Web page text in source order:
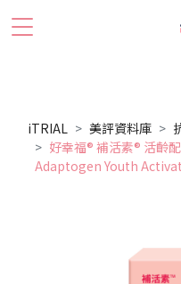
iTRIAL 美評資料庫
好幸福® 補活素® 活齡
Adaptogen Youth